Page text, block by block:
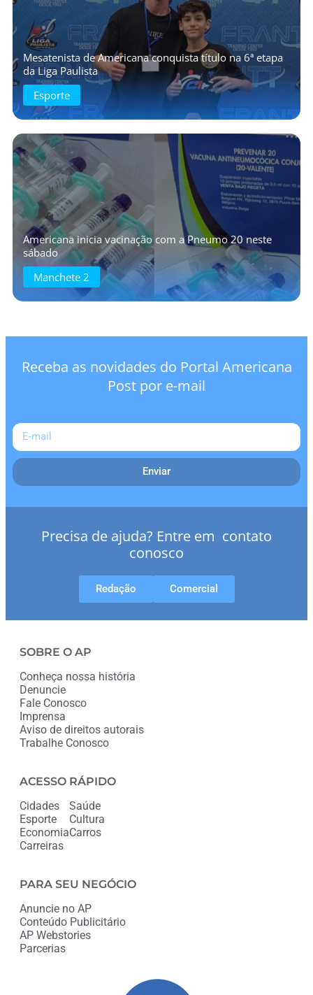
Mesatenista de Americana conquista título na 6ª etapa
da Liga Paulista
Esporte
Americana inicia vacinação com a Pneumo 20 neste
sábado
Manchete 2
Receba as novidades do Portal Americana
Post por e-mail
Enviar
Precisa de ajuda? Entre em contato
conosco
Redação Comercial
SOBRE O AP
Conheça nossa história
Denuncie
Fale Conosco
Imprensa
Aviso de direitos autorais
Trabalhe Conosco
ACESSO RÁPIDO
Cidades
Esporte
Economia
Carreiras
Saúde
Cultura
Carros
PARA SEU NEGÓCIO
Anuncie no AP
Conteúdo Publicitário
AP Webstories
Parcerias